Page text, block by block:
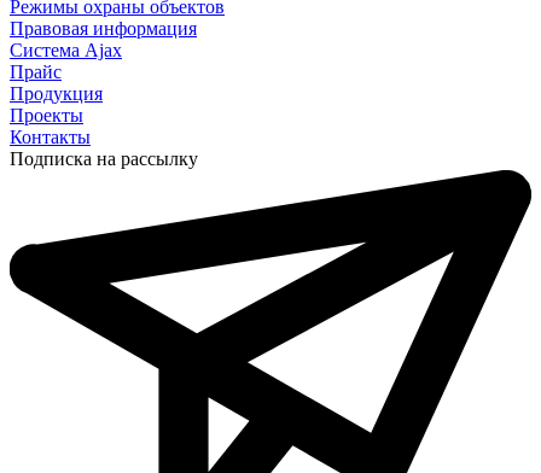
Режимы охраны объектов
Правовая информация
Сиcтема Ajax
Прайс
Продукция
Проекты
Контакты
Подписка на рассылку